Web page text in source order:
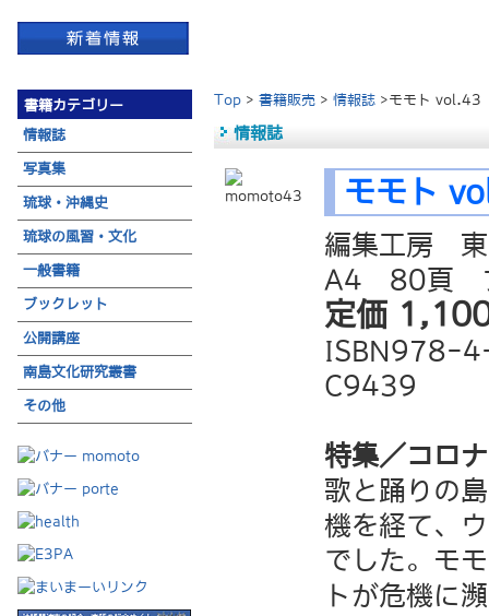
書籍カテゴリー
情報誌
写真集
琉球・沖縄史
琉球の風習・文化
一般書籍
ブックレット
公開講座
南島文化研究叢書
その他
Top> 書籍販売> 情報誌>モモト vol.43
情報誌
モモト
編集工房 東
A4 80頁 フ
定価
ISBN978-
C9439
特集／コロ
歌と踊りの
機を経て、
でした。モ
トが危機に